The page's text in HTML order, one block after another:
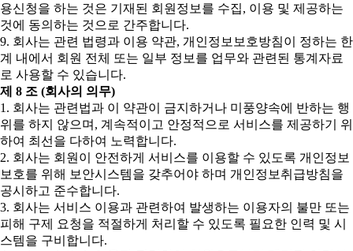
용신청을 하는 것은 기재된 회원정보를 수집, 이용 및 제공하는
것에 동의하는 것으로 간주합니다.
9. 회사는 관련 법령과 이용 약관, 개인정보보호방침이 정하는 한
계 내에서 회원 전체 또는 일부 정보를 업무와 관련된 통계자료
로 사용할 수 있습니다.
제 8 조 (회사의 의무)
1. 회사는 관련법과 이 약관이 금지하거나 미풍양속에 반하는 행
위를 하지 않으며, 계속적이고 안정적으로 서비스를 제공하기 위
하여 최선을 다하여 노력합니다.
2. 회사는 회원이 안전하게 서비스를 이용할 수 있도록 개인정보
보호를 위해 보안시스템을 갖추어야 하며 개인정보취급방침을
공시하고 준수합니다.
3. 회사는 서비스 이용과 관련하여 발생하는 이용자의 불만 또는
피해 구제 요청을 적절하게 처리할 수 있도록 필요한 인력 및 시
스템을 구비합니다.